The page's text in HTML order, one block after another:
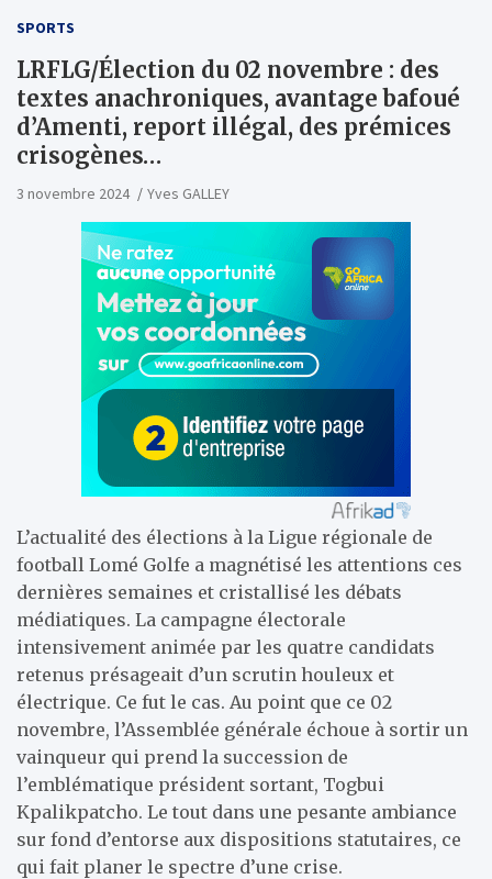
SPORTS
LRFLG/Élection du 02 novembre : des
textes anachroniques, avantage bafoué
d’Amenti, report illégal, des prémices
crisogènes…
3 novembre 2024 Yves GALLEY
L’actualité des élections à la Ligue régionale de
football Lomé Golfe a magnétisé les attentions ces
dernières semaines et cristallisé les débats
médiatiques. La campagne électorale
intensivement animée par les quatre candidats
retenus présageait d’un scrutin houleux et
électrique. Ce fut le cas. Au point que ce 02
novembre, l’Assemblée générale échoue à sortir un
vainqueur qui prend la succession de
l’emblématique président sortant, Togbui
Kpalikpatcho. Le tout dans une pesante ambiance
sur fond d’entorse aux dispositions statutaires, ce
qui fait planer le spectre d’une crise.